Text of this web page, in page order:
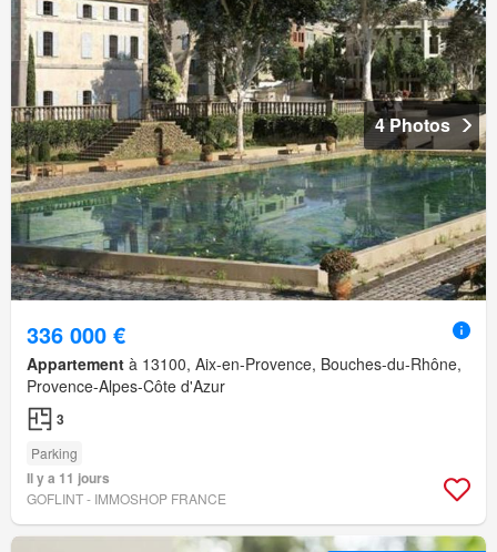
4 Photos
336 000 €
Appartement à 13100, Aix-en-Provence, Bouches-du-Rhône,
Provence-Alpes-Côte d'Azur
3
Parking
Il y a 11 jours
GOFLINT - IMMOSHOP FRANCE